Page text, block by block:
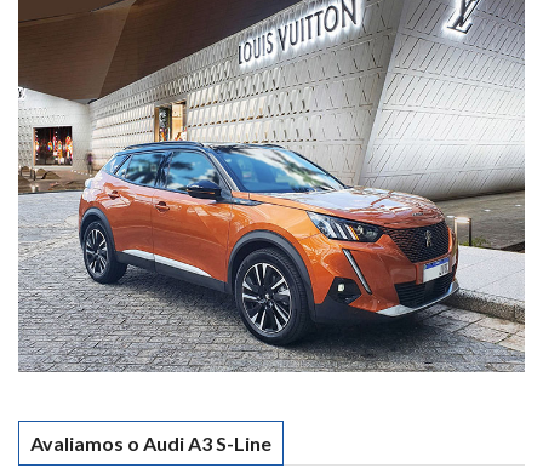
Avaliamos o Audi A3 S-Line